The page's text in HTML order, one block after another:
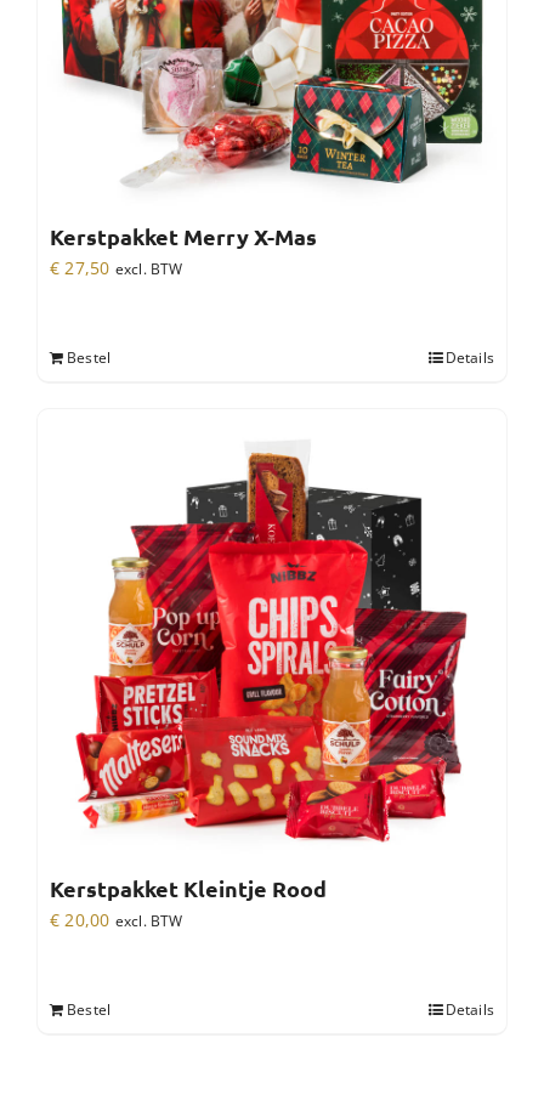
Kerstpakket Merry X-Mas
€ 27,50 excl. BTW
Bestel Details
Kerstpakket Kleintje Rood
€ 20,00 excl. BTW
Bestel Details